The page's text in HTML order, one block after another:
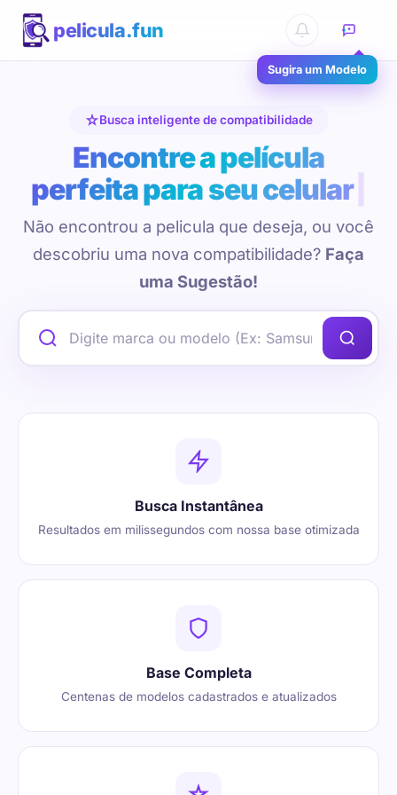
pelicula.fun
Sugira um Modelo
Busca inteligente de compatibilidade
Encontre a película
perfeita para seu celular
Não encontrou a pelicula que deseja, ou você
descobriu uma nova compatibilidade? Faça
uma Sugestão!
Busca Instantânea
Resultados em milissegundos com nossa base otimizada
Base Completa
Centenas de modelos cadastrados e atualizados